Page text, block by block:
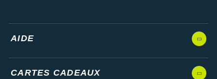
AIDE
CARTES CADEAUX